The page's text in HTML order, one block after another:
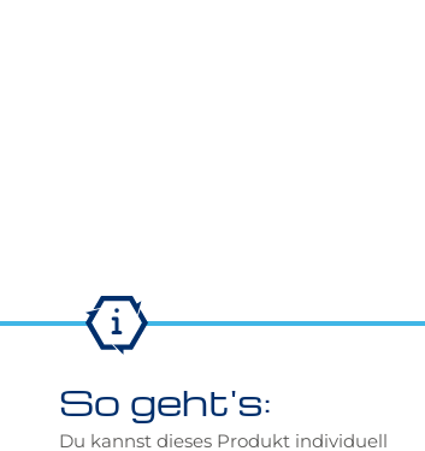
So geht's:
Du kannst dieses Produkt individuell